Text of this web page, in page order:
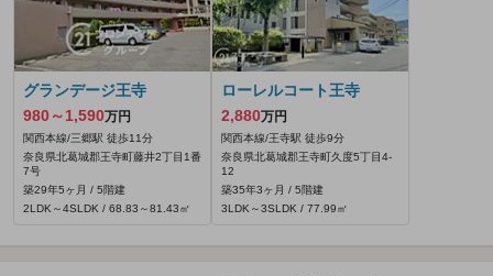
グランデージ王寺
980～1,590万円
関西本線/三郷駅 徒歩11分
奈良県北葛城郡王寺町藤井2丁目1番
7号
築29年5ヶ月 / 5階建
2LDK～4SLDK / 68.83～81.43㎡
ローレルコート王寺
2,880万円
関西本線/王寺駅 徒歩9分
奈良県北葛城郡王寺町久度5丁目4-
12
築35年3ヶ月 / 5階建
3LDK～3SLDK / 77.99㎡